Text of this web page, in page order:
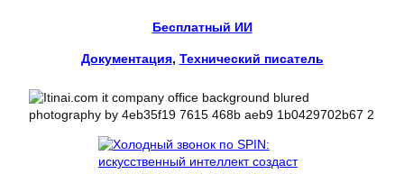
Бесплатный ИИ
Документация, Технический писатель